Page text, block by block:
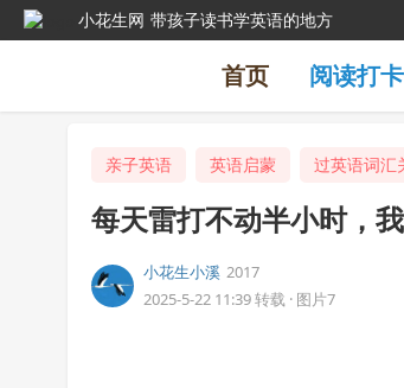
小花生网 带孩子读书学英语的地方
首页 阅读打卡
亲子英语 英语启蒙 过英语词汇
每天雷打不动半小时，
小花生小溪 2017
2025-5-22 11:39转载 · 图片7